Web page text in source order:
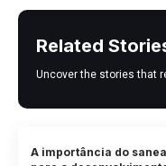
Related
Uncover the stories that
A importância do